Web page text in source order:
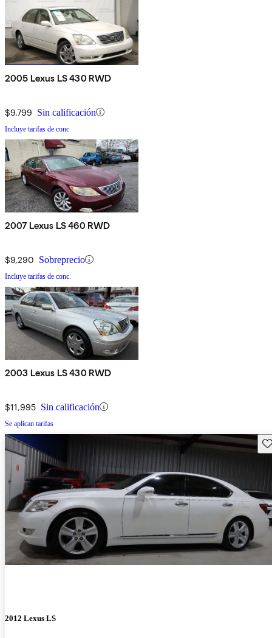
2005 Lexus LS 430 RWD
$9,799 Sin calificación
Incluye tarifas de conc.
2007 Lexus LS 460 RWD
$9,290 Sobreprecio
Incluye tarifas de conc.
2003 Lexus LS 430 RWD
$11,995 Sin calificación
Se aplican tarifas
2012 Lexus LS